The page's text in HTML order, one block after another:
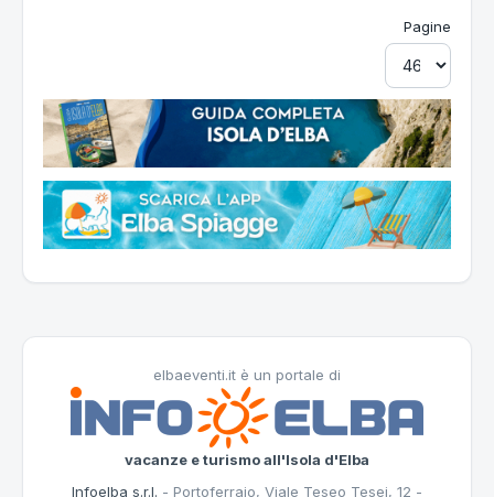
Pagine
elbaeventi.it è un portale di
vacanze e turismo all'Isola d'Elba
Infoelba s.r.l. - Portoferraio, Viale Teseo Tesei, 12 -